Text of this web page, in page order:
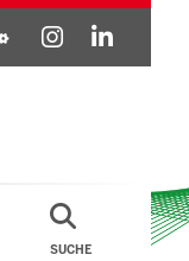
SUCHE